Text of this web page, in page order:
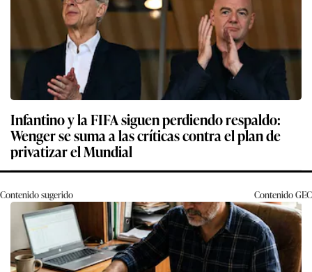
Infantino y la FIFA siguen perdiendo respaldo:
Wenger se suma a las críticas contra el plan de
privatizar el Mundial
Contenido sugerido ContenidoGEC